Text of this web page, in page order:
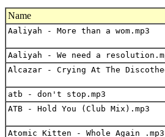
Name
Aaliyah - More than a wom.mp3
Aaliyah - We need a
Alcazar - Crying At The
atb - don't stop.mp3
ATB - Hold You (Club Mix).mp3
Atomic Kitten - Whole Again .mp3